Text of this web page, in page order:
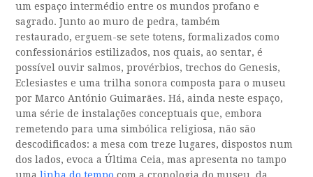
umespaço intermédio entre os mundos profano e
sagrado. Junto ao muro de pedra, também
restaurado, erguem-se sete totens, formalizados como
confessionários estilizados, nos quais, ao sentar, é
possível ouvir salmos, provérbios, trechos do Genesis,
Eclesiastes e uma trilha sonora composta para o museu
por Marco António Guimarães. Há, ainda neste espaço,
uma série de instalações conceptuais que, embora
remetendo parauma simbólica religiosa, não são
descodificados: a mesa com treze lugares, dispostos num
dos lados, evoca a Última Ceia, mas apresenta no tampo